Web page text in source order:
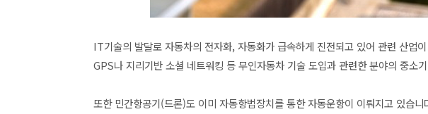
IT기술의 발달로 자동차의 전자화, 자동화가 급속하게 진전되고 있어 관련 산업
GPS나 지리기반 소셜 네트워킹 등 무인자동차 기술 도입과 관련한 분야의 중소
또한 민간항공기(드론)도 이미 자동항법장치를 통한 자동운항이 이뤄지고 있습